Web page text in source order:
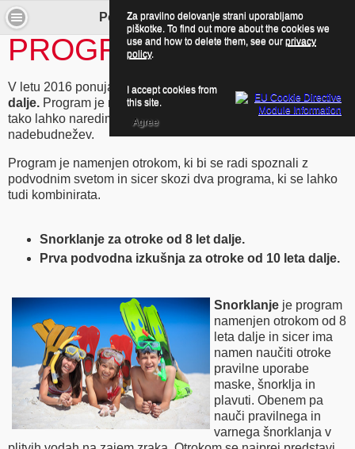
Potapljaj se z nami! - Mladi
PROGRAMI ZA MLADE
V letu 2016 ponujamo program samo za
dalje. Program je namenjen organiziranim skupinam, saj le
tako lahko naredimo privlačno ceno za največji užitek
nadebudnežev.
Program je namenjen otrokom, ki bi se radi spoznali z
podvodnim svetom in sicer skozi dva programa, ki se lahko
tudi kombinirata.
Snorklanje za otroke od 8 let dalje.
Prva podvodna izkušnja za otroke od 10 leta dalje.
Snorklanje je program
namenjen otrokom od 8
leta dalje in sicer ima
namen naučiti otroke
pravilne uporabe
maske, šnorklja in
plavuti. Obenem pa
nauči pravilnega in
varnega šnorklanja v
Za pravilno delovanje strani uporabljamo
piškotke. To find out more about the cookies we
use and how to delete them, see our privacy
policy.
I accept cookies from
this site.
Agree